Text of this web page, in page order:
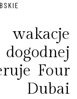
wakacje
Four
Dubai